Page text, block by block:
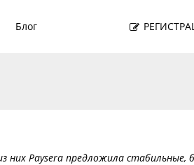
Блог
Paysera предложила стабильные,